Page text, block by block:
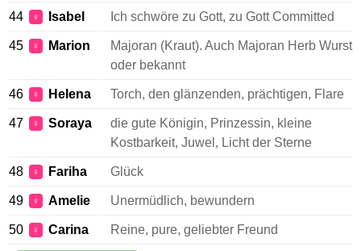
44 ♀ Isabel Ich schwöre zu Gott, zu Gott Committed
45 ♀ Marion
Majoran (Kraut). Auch Majoran Herb Wurst
oder bekannt
46 ♀ Helena Torch, den glänzenden, prächtigen, Flare
47 ♀ Soraya
die gute Königin, Prinzessin, kleine
Kostbarkeit, Juwel, Licht der Sterne
48 ♀ Fariha Glück
49 ♀ Amelie Unermüdlich, bewundern
50 ♀ Carina Reine, pure, geliebter Freund